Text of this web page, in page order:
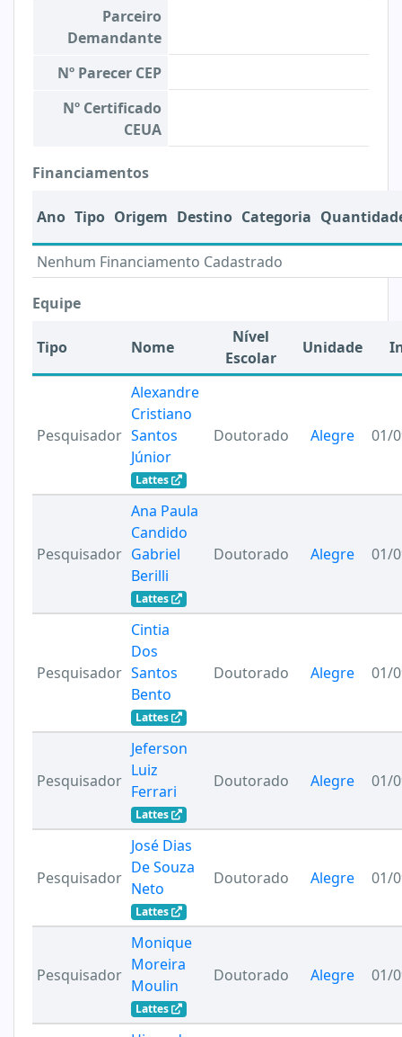
Parceiro
Demandante
Nº Parecer CEP
Nº Certificado
CEUA
Financiamentos
Ano Tipo Origem Destino Categoria
Nenhum Financiamento Cadastrado
Equipe
Tipo Nome
Nível
Escolar
Unidade
Pesquisador
Alexandre
Cristiano
Santos
Júnior
Lattes
Doutorado Alegre 01/
Pesquisador
Ana Paula
Candido
Gabriel
Berilli
Lattes
Doutorado Alegre 01/
Pesquisador
Cintia
Dos
Santos
Bento
Lattes
Doutorado Alegre 01/
Pesquisador
Jeferson
Luiz
Ferrari
Lattes
Doutorado Alegre 01/
Pesquisador
José Dias
De Souza
Neto
Lattes
Doutorado Alegre 01/
Pesquisador
Monique
Moreira
Moulin
Lattes
Doutorado Alegre 01/